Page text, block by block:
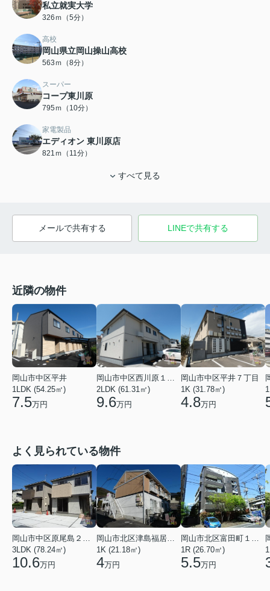
私立就実大学
326ｍ（5分）
高校
岡山県立岡山操山高校
563ｍ（8分）
スーパー
コープ東川原
795ｍ（10分）
家電製品
エディオン 東川原店
821ｍ（11分）
すべて見る
メールで共有する LINEで共有する
近隣の物件
岡山市中区平井
1LDK (54.25㎡)
7.5万円
岡山市中区西川原１丁目
2LDK (61.31㎡)
9.6万円
岡山市中区平井７丁目
1K (31.78㎡)
4.8万円
よく見られている物件
岡山市中区原尾島２丁目
3LDK (78.24㎡)
10.6万円
岡山市北区津島福居１丁目
1K (21.18㎡)
4万円
岡山市北区富田町１丁目
1R (26.70㎡)
5.5万円